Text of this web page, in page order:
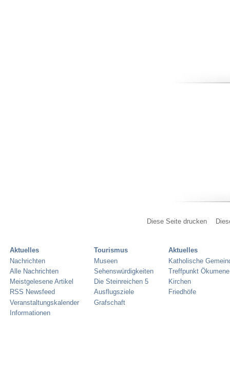
Diese Seite drucken
Aktuelles
Nachrichten
Alle Nachrichten
Meistgelesene Artikel
RSS Newsfeed
Veranstaltungskalender
Informationen
Tourismus
Museen
Sehenswürdigkeiten
Die Steinreichen 5
Ausflugsziele
Grafschaft
Aktuelles
Katholische
Treffpunkt Ökumene
Kirchen
Friedhöfe